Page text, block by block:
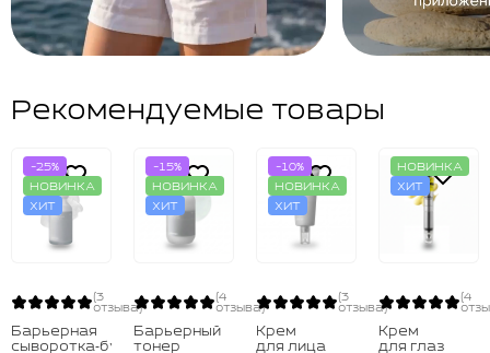
Рекомендуемые товары
-25%
НОВИНКА
ХИТ
(3
отзыва)
Барьерная
сыворотка‑бустер
-15%
НОВИНКА
ХИТ
(4
отзыва)
Барьерный
тонер
-10%
НОВИНКА
ХИТ
(3
отзыва)
Крем
для лица
НОВИНКА
ХИТ
(4
Крем
для глаз